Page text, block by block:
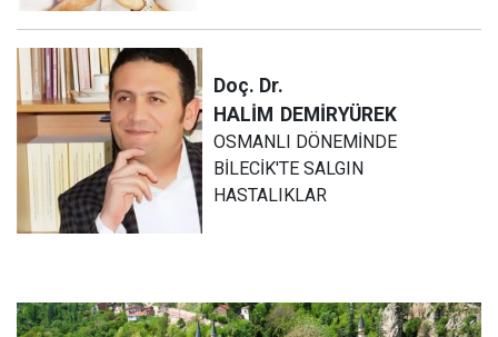
Doç. Dr.
HALİM DEMİRYÜREK
OSMANLI DÖNEMİNDE
BİLECİK'TE SALGIN
HASTALIKLAR